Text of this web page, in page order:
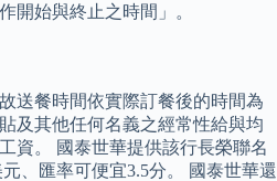
開始與終止之時間」。
送餐時間依實際訂餐後的時間為
及其他任何名義之經常性給與均
資。 國泰世華提供該行長榮聯名
、匯率可便宜3.5分。 國泰世華還